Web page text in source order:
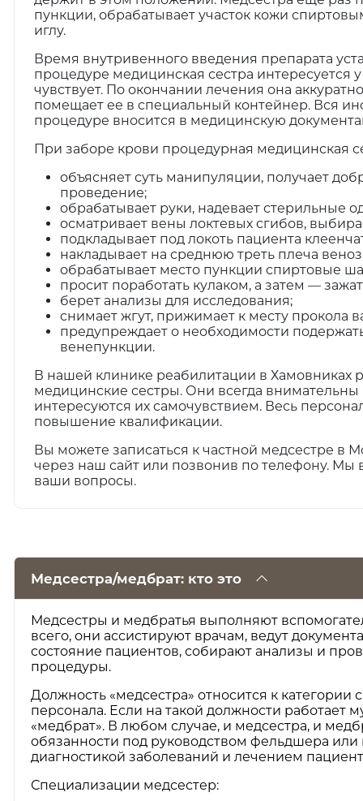
пункции, обрабатывает участок кожи
иглу.
Время внутривенного введения препарата
процедуре медицинская сестра интересуется
чувствует. По окончании лечения она
помещает ее в специальный контейнер. Вся
процедуре вносится в медицинскую
При заборе крови процедурная медицинская
объясняет суть манипуляции, получает
проведение;
обрабатывает руки, надевает стерильные
осматривает вены локтевых сгибов,
подкладывает под локоть пациента
накладывает на среднюю треть плеча
обрабатывает место пункции спиртовые
просит поработать кулаком, а затем —
берет анализы для исследования;
снимает жгут, прижимает к месту прокола
предупреждает о необходимости
венепункции.
В нашей клинике реабилитации в Хамовниках
медицинские сестры. Они всегда внимательны
интересуются их самочувствием. Весь
повышение квалификации.
Вы можете записаться к частной медсестре в
через наш сайт или позвонив по телефону. Мы
ваши вопросы.
Медсестра/медбрат: кто это
Медсестры и медбратья выполняют
всего, они ассистируют врачам, ведут
состояние пациентов, собирают анализы и
процедуры.
Должность «медсестра» относится к категории
персонала. Если на такой должности работает
«медбрат». В любом случае, и медсестра, и
обязанности под руководством фельдшера или
диагностикой заболеваний и лечением
Специализации медсестер: